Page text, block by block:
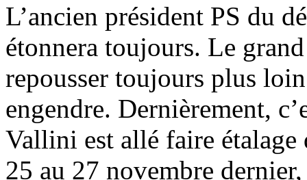
L’ancien président PS du
étonnera toujours. Le
repousser toujours plus
engendre. Dernièrement,
Vallini est allé faire
25 au 27 novembre